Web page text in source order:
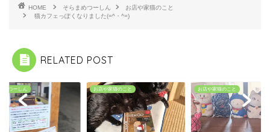
HOME そらまめつーしん
お店や家猫のこと
猫カフェっぽくなりました(=^・^=)
RELATED POST
家猫のこと お店や家猫のこと そらまめつーしん